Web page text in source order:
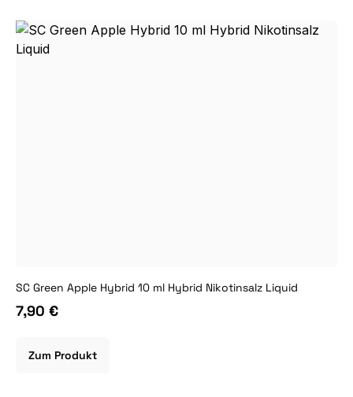
SC Green Apple Hybrid 10 ml Hybrid Nikotinsalz Liquid
7,90 €
Zum Produkt